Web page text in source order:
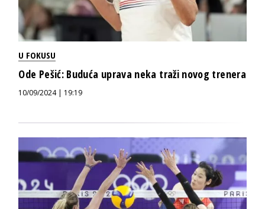
U FOKUSU
Ode Pešić: Buduća uprava neka traži novog trenera
10/09/2024 | 19:19